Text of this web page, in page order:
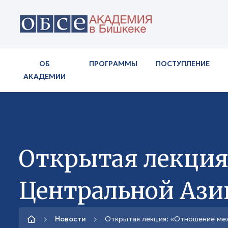
ОБ
АКАДЕМИИ
ПРОГРАММЫ ПОСТУПЛЕНИЕ
Открытая
Центральной
Новости Открытая лекция: «Отношение